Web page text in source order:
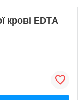
крові EDTA